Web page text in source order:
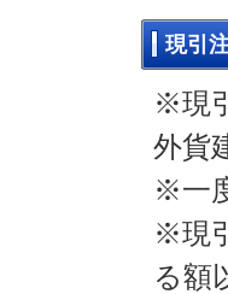
現引
※現
外貨
※一
※現
る額